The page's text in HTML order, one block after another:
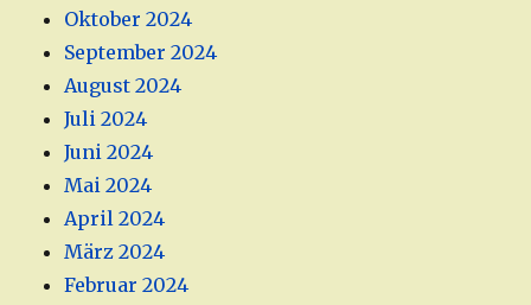
Oktober 2024
September 2024
August 2024
Juli 2024
Juni 2024
Mai 2024
April 2024
März 2024
Februar 2024